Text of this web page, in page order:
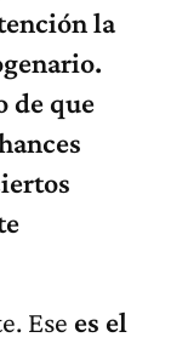
la
de que
Ese es el